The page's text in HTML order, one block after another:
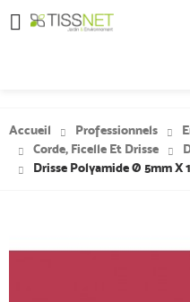
Accueil Professionnels
Corde, Ficelle Et Drisse
Drisse Polyamide Ø 5mm X